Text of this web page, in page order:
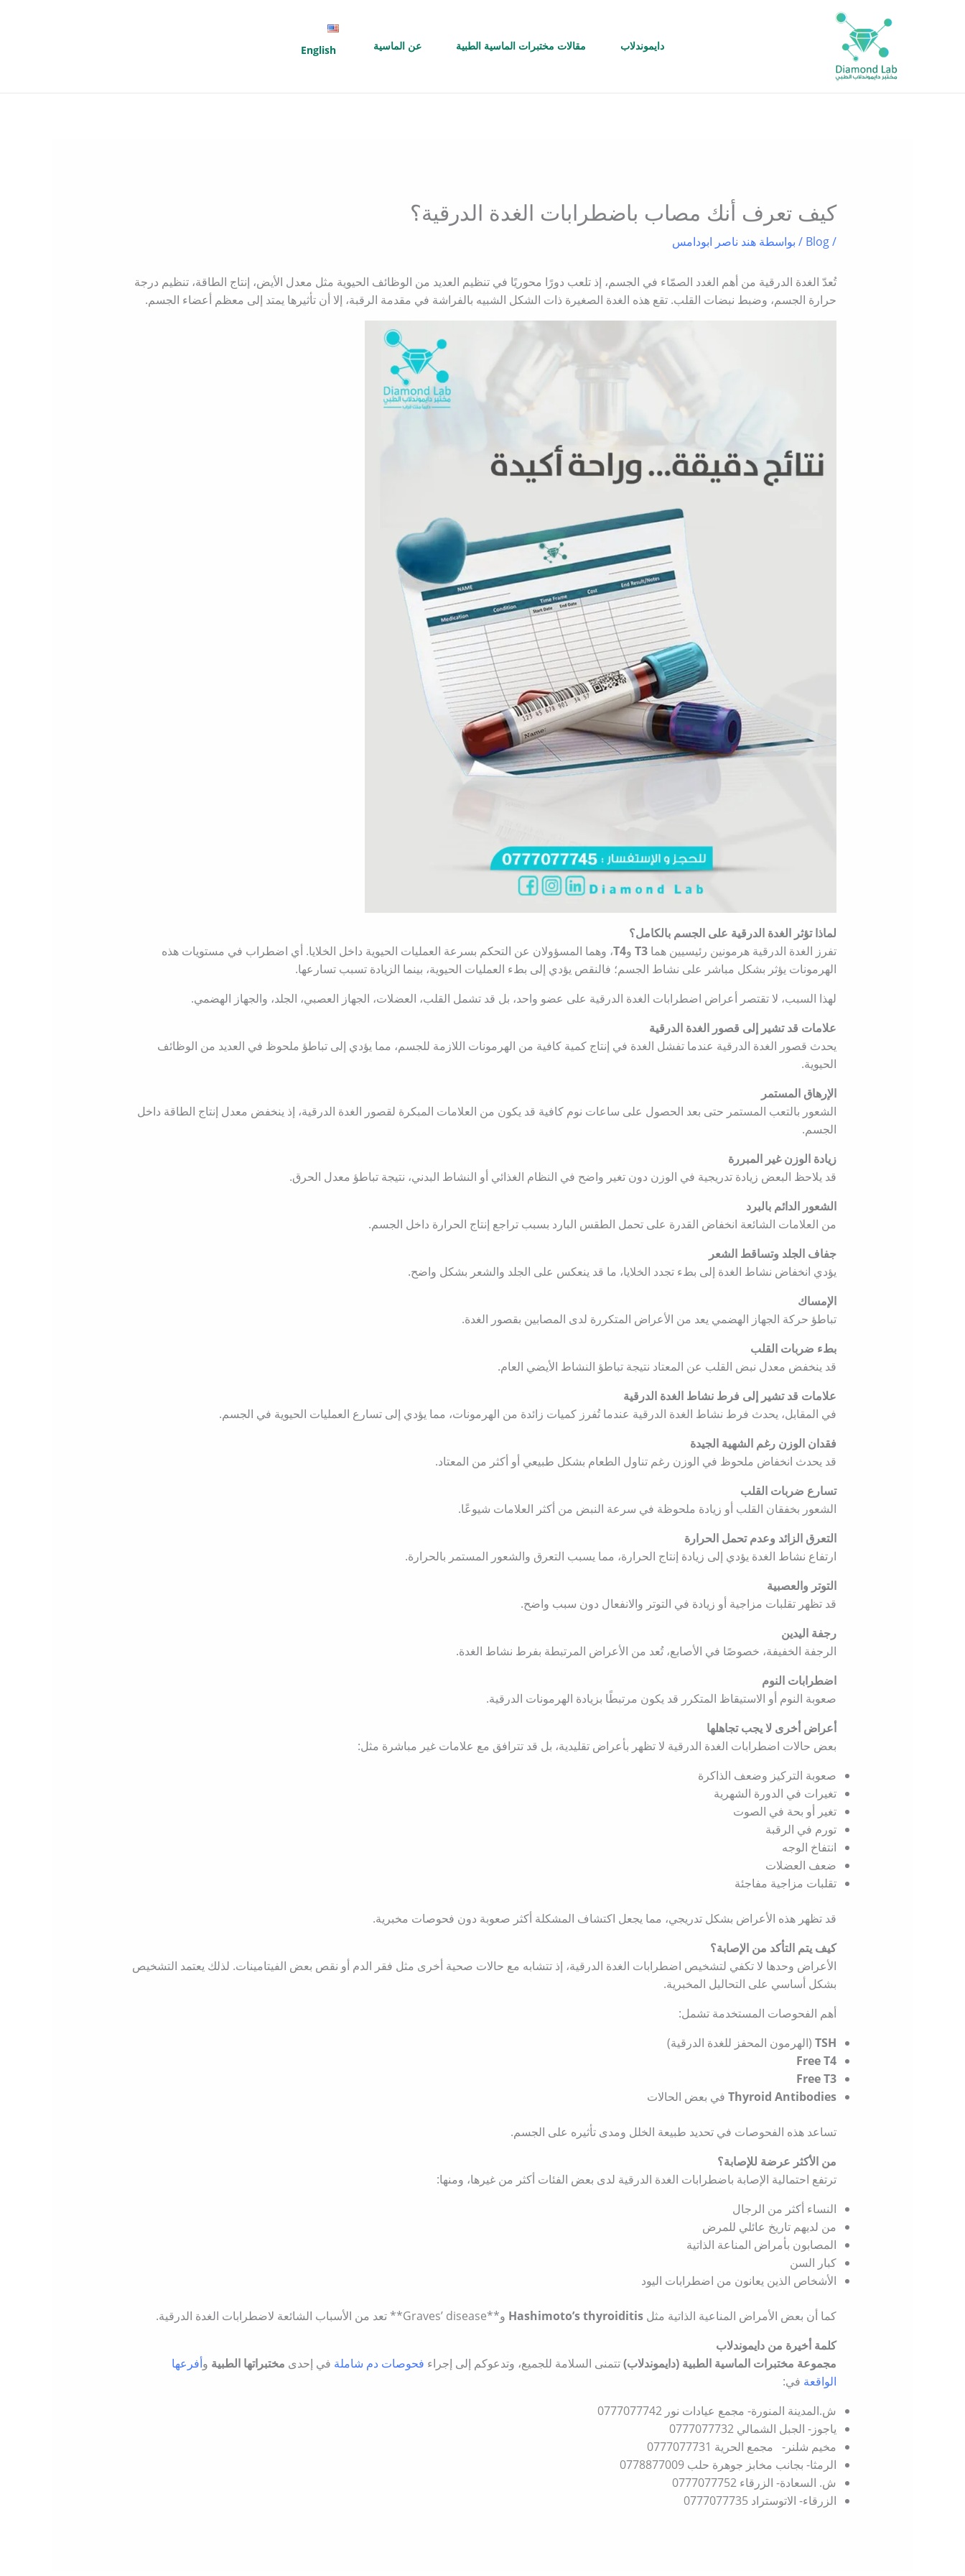
دايموندلاب مقالات مختبرات الماسية الطبية عن الماسية English
كيف تعرف أنك مصاب باضطرابات الغدة الدرقية؟
/
Blog / بواسطة هند ناصر ابودامس
تُعدّ الغدة الدرقية من أهم الغدد الصمّاء في الجسم، إذ تلعب دورًا محوريًا في تنظيم العديد من الوظائف الحيوية مثل معدل الأيض، إنتاج الطاقة، تنظيم درجة
حرارة الجسم، وضبط نبضات القلب. تقع هذه الغدة الصغيرة ذات الشكل الشبيه بالفراشة في مقدمة الرقبة، إلا أن تأثيرها يمتد إلى معظم أعضاء الجسم.
لماذا تؤثر الغدة الدرقية على الجسم بالكامل؟
تفرز الغدة الدرقية هرمونين رئيسيين هما T3وT4، وهما المسؤولان عن التحكم بسرعة العمليات الحيوية داخل الخلايا. أي اضطراب في مستويات هذه
الهرمونات يؤثر بشكل مباشر على نشاط الجسم؛ فالنقص يؤدي إلى بطء العمليات الحيوية، بينما الزيادة تسبب تسارعها.
لهذا السبب، لا تقتصر أعراض اضطرابات الغدة الدرقية على عضو واحد، بل قد تشمل القلب، العضلات، الجهاز العصبي، الجلد، والجهاز الهضمي.
علامات قد تشير إلى قصور الغدة الدرقية
يحدث قصور الغدة الدرقية عندما تفشل الغدة في إنتاج كمية كافية من الهرمونات اللازمة للجسم، مما يؤدي إلى تباطؤ ملحوظ في العديد من الوظائف
الحيوية.
الإرهاق المستمر
الشعور بالتعب المستمر حتى بعد الحصول على ساعات نوم كافية قد يكون من العلامات المبكرة لقصور الغدة الدرقية، إذ ينخفض معدل إنتاج الطاقة داخل
الجسم.
زيادة الوزن غير المبررة
قد يلاحظ البعض زيادة تدريجية في الوزن دون تغير واضح في النظام الغذائي أو النشاط البدني، نتيجة تباطؤ معدل الحرق.
الشعور الدائم بالبرد
من العلامات الشائعة انخفاض القدرة على تحمل الطقس البارد بسبب تراجع إنتاج الحرارة داخل الجسم.
جفاف الجلد وتساقط الشعر
يؤدي انخفاض نشاط الغدة إلى بطء تجدد الخلايا، ما قد ينعكس على الجلد والشعر بشكل واضح.
الإمساك
تباطؤ حركة الجهاز الهضمي يعد من الأعراض المتكررة لدى المصابين بقصور الغدة.
بطء ضربات القلب
قد ينخفض معدل نبض القلب عن المعتاد نتيجة تباطؤ النشاط الأيضي العام.
علامات قد تشير إلى فرط نشاط الغدة الدرقية
في المقابل، يحدث فرط نشاط الغدة الدرقية عندما تُفرز كميات زائدة من الهرمونات، مما يؤدي إلى تسارع العمليات الحيوية في الجسم.
فقدان الوزن رغم الشهية الجيدة
قد يحدث انخفاض ملحوظ في الوزن رغم تناول الطعام بشكل طبيعي أو أكثر من المعتاد.
تسارع ضربات القلب
الشعور بخفقان القلب أو زيادة ملحوظة في سرعة النبض من أكثر العلامات شيوعًا.
التعرق الزائد وعدم تحمل الحرارة
ارتفاع نشاط الغدة يؤدي إلى زيادة إنتاج الحرارة، مما يسبب التعرق والشعور المستمر بالحرارة.
التوتر والعصبية
قد تظهر تقلبات مزاجية أو زيادة في التوتر والانفعال دون سبب واضح.
رجفة اليدين
الرجفة الخفيفة، خصوصًا في الأصابع، تُعد من الأعراض المرتبطة بفرط نشاط الغدة.
اضطرابات النوم
صعوبة النوم أو الاستيقاظ المتكرر قد يكون مرتبطًا بزيادة الهرمونات الدرقية.
أعراض أخرى لا يجب تجاهلها
بعض حالات اضطرابات الغدة الدرقية لا تظهر بأعراض تقليدية، بل قد تترافق مع علامات غير مباشرة مثل:
صعوبة التركيز وضعف الذاكرة
تغيرات في الدورة الشهرية
تغير أو بحة في الصوت
تورم في الرقبة
انتفاخ الوجه
ضعف العضلات
تقلبات مزاجية مفاجئة
قد تظهر هذه الأعراض بشكل تدريجي، مما يجعل اكتشاف المشكلة أكثر صعوبة دون فحوصات مخبرية.
كيف يتم التأكد من الإصابة؟
الأعراض وحدها لا تكفي لتشخيص اضطرابات الغدة الدرقية، إذ تتشابه مع حالات صحية أخرى مثل فقر الدم أو نقص بعض الفيتامينات. لذلك يعتمد التشخيص
بشكل أساسي على التحاليل المخبرية.
أهم الفحوصات المستخدمة تشمل:
TSH(الهرمون المحفز للغدة الدرقية)
Free T4
Free T3
Thyroid Antibodiesفي بعض الحالات
تساعد هذه الفحوصات في تحديد طبيعة الخلل ومدى تأثيره على الجسم.
من الأكثر عرضة للإصابة؟
ترتفع احتمالية الإصابة باضطرابات الغدة الدرقية لدى بعض الفئات أكثر من غيرها، ومنها:
النساء أكثر من الرجال
من لديهم تاريخ عائلي للمرض
المصابون بأمراض المناعة الذاتية
كبار السن
الأشخاص الذين يعانون من اضطرابات اليود
كما أن بعض الأمراض المناعية الذاتية مثل Hashimoto’s thyroiditis و**Graves’ disease** تعد من الأسباب الشائعة لاضطرابات الغدة الدرقية.
كلمة أخيرة من دايموندلاب
مجموعة مختبرات الماسية الطبية (دايموندلاب)تتمنى السلامة للجميع، وتدعوكم إلى إجراء فحوصات دم شاملة في إحدى مختبراتها الطبية وأفرعها
الواقعة في:
ش.المدينة المنورة- مجمع عيادات نور 0777077742
ياجوز- الجبل الشمالي 0777077732
مخيم شلنر- مجمع الحرية 0777077731
الرمثا- بجانب مخابز جوهرة حلب 0778877009
ش. السعادة- الزرقاء 0777077752
الزرقاء- الاتوستراد 0777077735